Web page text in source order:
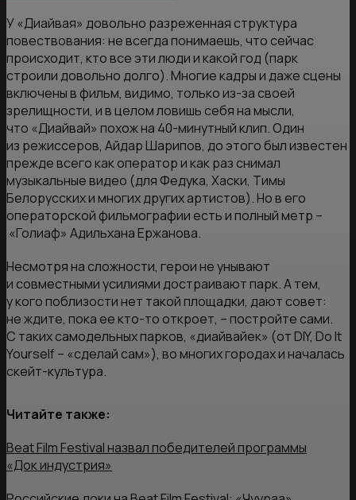
У «Диайвая» довольно разреженная структура
повествования: не всегда понимаешь, что сейчас
происходит, кто все эти люди и какой год (парк
строили довольно долго). Многие кадры и даже сцены
включены в фильм, видимо, только из-за своей
зрелищности, и в целом ловишь себя на мысли,
что «Диайвай» похож на 40-минутный клип. Один
из режиссеров, Айдар Шарипов, до этого был известен
прежде всего как оператор и как раз снимал
музыкальные видео (для Федука, Хаски, Тимы
Белорусских и многих других артистов). Но в его
операторской фильмографии есть и полный метр –
«Голиаф» Адильхана Ержанова.
Несмотря на сложности, герои не унывают
и совместными усилиями достраивают парк. А тем,
у кого поблизости нет такой площадки, дают совет:
не ждите, пока ее кто-то откроет, – постройте сами.
С таких самодельных парков, «диайвайек» (от DIY, Do It
Yourself – «сделай сам»), во многих городах и началась
скейт-культура.
Читайте также:
Beat Film Festival назвал победителей программы
«Док индустрия»